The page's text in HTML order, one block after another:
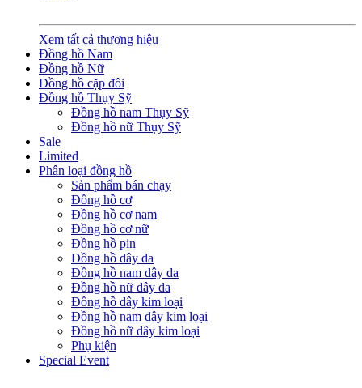
Xem tất cả thương hiệu
Đồng hồ Nam
Đồng hồ Nữ
Đồng hồ cặp đôi
Đồng hồ Thụy Sỹ
Đồng hồ nam Thụy Sỹ
Đồng hồ nữ Thụy Sỹ
Sale
Limited
Phân loại đồng hồ
Sản phẩm bán chạy
Đồng hồ cơ
Đồng hồ cơ nam
Đồng hồ cơ nữ
Đồng hồ pin
Đồng hồ dây da
Đồng hồ nam dây da
Đồng hồ nữ dây da
Đồng hồ dây kim loại
Đồng hồ nam dây kim loại
Đồng hồ nữ dây kim loại
Phụ kiện
Special Event